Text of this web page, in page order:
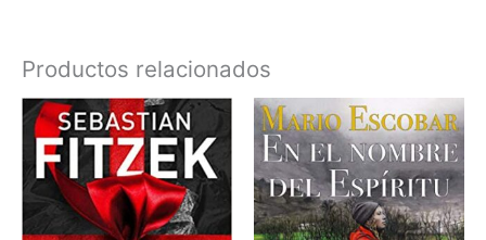
Productos relacionados